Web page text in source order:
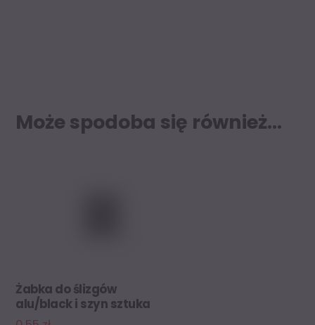
Może spodoba się również…
Żabka do ślizgów
alu/black i szyn sztuka